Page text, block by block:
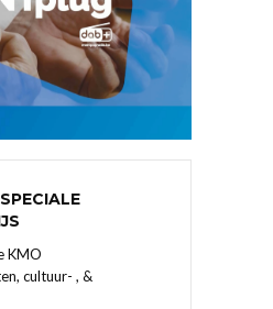
KMO
cultuur- , &